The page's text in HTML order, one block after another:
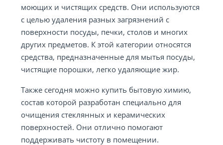
моющих и чистящих средств. Они используются
с целью удаления разных загрязнений с
поверхности посуды, печки, столов и многих
других предметов. К этой категории относятся
средства, предназначенные для мытья посуды,
чистящие порошки, легко удаляющие жир.
Также сегодня можно купить бытовую химию,
состав которой разработан специально для
очищения стеклянных и керамических
поверхностей. Они отлично помогают
поддерживать чистоту в помещении.